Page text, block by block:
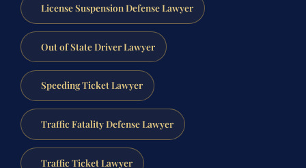
License Suspension Defense Lawyer
Out of State Driver Lawyer
Speeding Ticket Lawyer
Traffic Fatality Defense Lawyer
Traffic Ticket Lawyer